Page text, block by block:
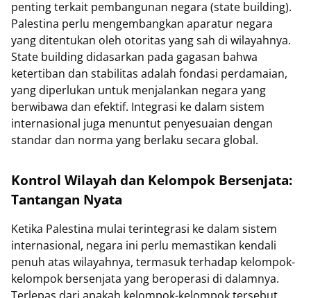
penting terkait pembangunan negara (state building).
Palestina perlu mengembangkan aparatur negara
yang ditentukan oleh otoritas yang sah di wilayahnya.
State building didasarkan pada gagasan bahwa
ketertiban dan stabilitas adalah fondasi perdamaian,
yang diperlukan untuk menjalankan negara yang
berwibawa dan efektif. Integrasi ke dalam sistem
internasional juga menuntut penyesuaian dengan
standar dan norma yang berlaku secara global.
Kontrol Wilayah dan Kelompok Bersenjata:
Tantangan Nyata
Ketika Palestina mulai terintegrasi ke dalam sistem
internasional, negara ini perlu memastikan kendali
penuh atas wilayahnya, termasuk terhadap kelompok-
kelompok bersenjata yang beroperasi di dalamnya.